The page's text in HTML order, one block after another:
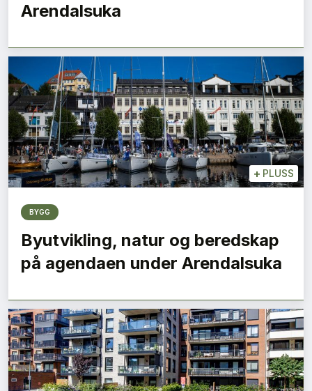
Arendalsuka
+ PLUSS
BYGG
Byutvikling, natur og beredskap
på agendaen under Arendalsuka